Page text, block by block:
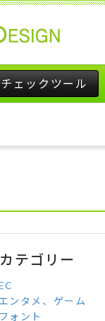
ェックツール
カテゴリー
ンタメ、ゲーム
フォント